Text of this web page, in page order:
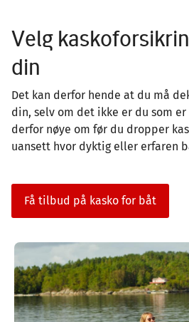
Velg
din
Det kan derfor hende at du må
din, selv om det ikke er du som er
derfor nøye om før du dropper
uansett hvor dyktig eller erfaren
Få tilbud på kasko for båt